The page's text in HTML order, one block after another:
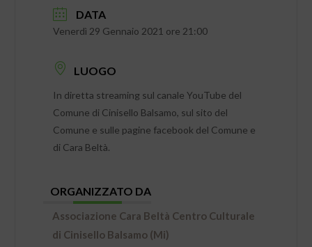
DATA
Venerdì 29 Gennaio 2021 ore 21:00
LUOGO
In diretta streaming sul canale YouTube del
Comune di Cinisello Balsamo, sul sito del
Comune e sulle pagine facebook del Comune e
di Cara Beltà.
ORGANIZZATO DA
Associazione Cara Beltà Centro Culturale
di Cinisello Balsamo (Mi)